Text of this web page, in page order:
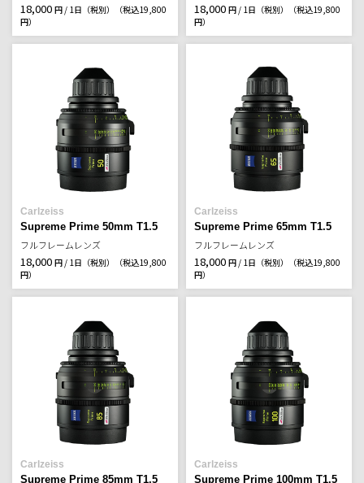
18,000 円 / 1日（税別）
（税込19,800
円）
18,000 円 / 1日（税別）
（税込19,800
円）
Carlzeiss
Supreme Prime 50mm T1.5
フルフレームレンズ
18,000 円 / 1日（税別）
（税込19,800
円）
Carlzeiss
Supreme Prime 65mm T1.5
フルフレームレンズ
18,000 円 / 1日（税別）
（税込19,800
円）
Carlzeiss
Supreme Prime 85mm T1.5
Carlzeiss
Supreme Prime 100mm T1.5